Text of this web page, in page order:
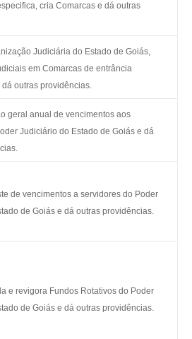
cria Comarcas e dá outras
Judiciária do Estado de Goiás,
em Comarcas de entrância
outras providências.
geral anual de vencimentos aos
Judiciário do Estado de Goiás e dá
de vencimentos a servidores do Poder
de Goiás e dá outras providências.
e revigora Fundos Rotativos do Poder
de Goiás e dá outras providências.